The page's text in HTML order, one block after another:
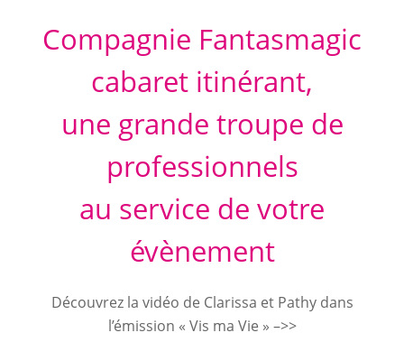
Compagnie Fantasmagic
cabaret itinérant,
une grande troupe de
professionnels
au service de votre
évènement
Découvrez la vidéo de Clarissa et Pathy dans
l’émission « Vis ma Vie » –>>